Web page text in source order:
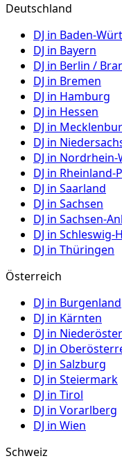
Deutschland
DJ in Baden-
DJ in Bayern
DJ in Berlin /
DJ in Bremen
DJ in Hamburg
DJ in Hessen
DJ in
DJ in
DJ in Nordrhein-
DJ in Rheinland-
DJ in Saarland
DJ in Sachsen
DJ in Sachsen-
DJ in Schleswig-
DJ in Thüringen
Österreich
DJ in Burgenland
DJ in Kärnten
DJ in
DJ in
DJ in Salzburg
DJ in Steiermark
DJ in Tirol
DJ in Vorarlberg
DJ in Wien
Schweiz